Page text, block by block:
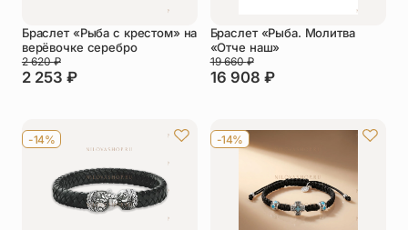
Браслет «Рыба с крестом» на
верёвочке серебро
2 253 ₽
2 620₽
Браслет «Рыба. Молитва
«Отче наш»
16 908 ₽
19 660₽
-14% -14%